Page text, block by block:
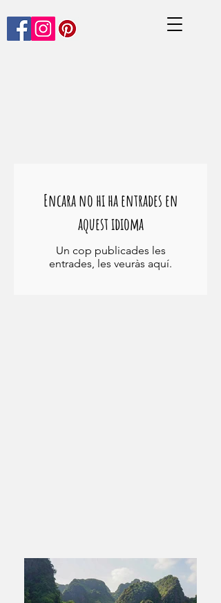
Encara no hi ha entrades en
aquest idioma
Un cop publicades les
entrades, les veuràs aquí.